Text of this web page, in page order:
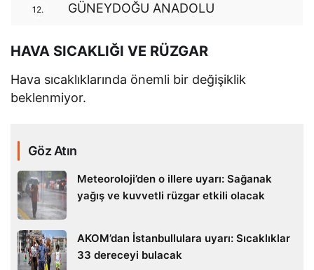
12. GÜNEYDOĞU ANADOLU
HAVA SICAKLIĞI VE RÜZGAR
Hava sıcaklıklarında önemli bir değişiklik
beklenmiyor.
Göz Atın
Meteoroloji’den o illere uyarı: Sağanak
yağış ve kuvvetli rüzgar etkili olacak
AKOM’dan İstanbullulara uyarı: Sıcaklıklar
33 dereceyi bulacak